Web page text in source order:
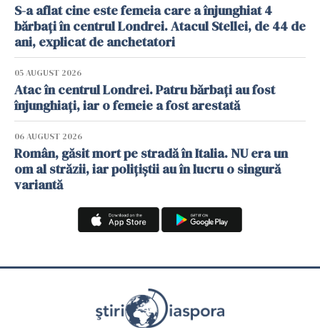
S-a aflat cine este femeia care a înjunghiat 4
bărbați în centrul Londrei. Atacul Stellei, de 44 de
ani, explicat de anchetatori
05 AUGUST 2026
Atac în centrul Londrei. Patru bărbați au fost
înjunghiați, iar o femeie a fost arestată
06 AUGUST 2026
Român, găsit mort pe stradă în Italia. NU era un
om al străzii, iar polițiștii au în lucru o singură
variantă